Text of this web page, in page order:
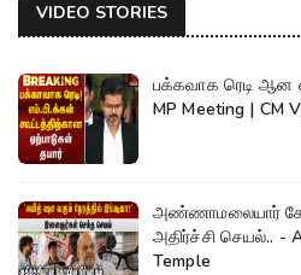
VIDEO STORIES
பக்கவாக ரெடி ஆன
MP Meeting | CM
அண்ணாமலையார்
அதிர்ச்சி செயல்.. -
Temple